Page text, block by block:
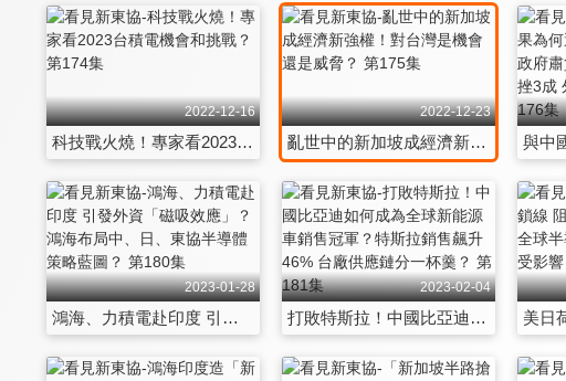
2022-12-16
科技戰火燒！專家看2023台積電機會和挑戰？ 第174集
2022-12-23
亂世中的新加坡成經濟新強權！對台灣是機會還是威脅？ 第175集
2023-01-28
鴻海、力積電赴印度 引發外資「磁吸效應」？鴻海布局中、日、東協半導體 策略藍圖？ 第180集
2023-02-04
打敗特斯拉！中國比亞迪如何成為全球新能源車銷售冠軍？特斯拉銷售飆升46% 台廠供應鏈分一杯羹？ 第181集